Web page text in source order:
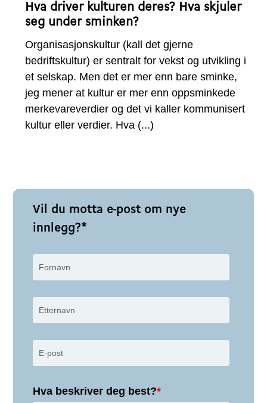
Hva driver kulturen deres? Hva skjuler
seg under sminken?
Organisasjonskultur (kall det gjerne
bedriftskultur) er sentralt for vekst og utvikling i
et selskap. Men det er mer enn bare sminke,
jeg mener at kultur er mer enn oppsminkede
merkevareverdier og det vi kaller kommunisert
kultur eller verdier. Hva
Vil du motta e-post om nye
innlegg?*
Fornavn
Etternavn
E-
post*
Hva beskriver deg best?*